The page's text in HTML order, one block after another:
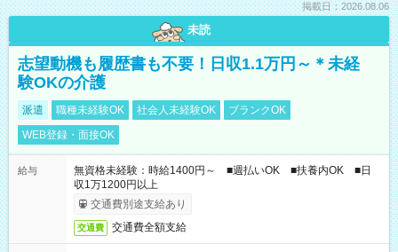
掲載日：2026.08.06
未読
志望動機も履歴書も不要！日収1.1万円～＊未経
験OKの介護
派遣 職種未経験OK 社会人未経験OK
ブランクOK
WEB登録・面接OK
給与
無資格未経験：時給1400円～ ■週払いOK ■扶養内OK ■日
収1万1200円以上
交通費別途支給あり
交通費 交通費全額支給